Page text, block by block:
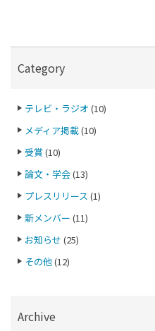
Category
テレビ・ラジオ (10)
メディア掲載(10)
受賞 (10)
論文・学会(13)
プレスリリース (1)
新メンバー (11)
お知らせ (25)
その他(12)
Archive